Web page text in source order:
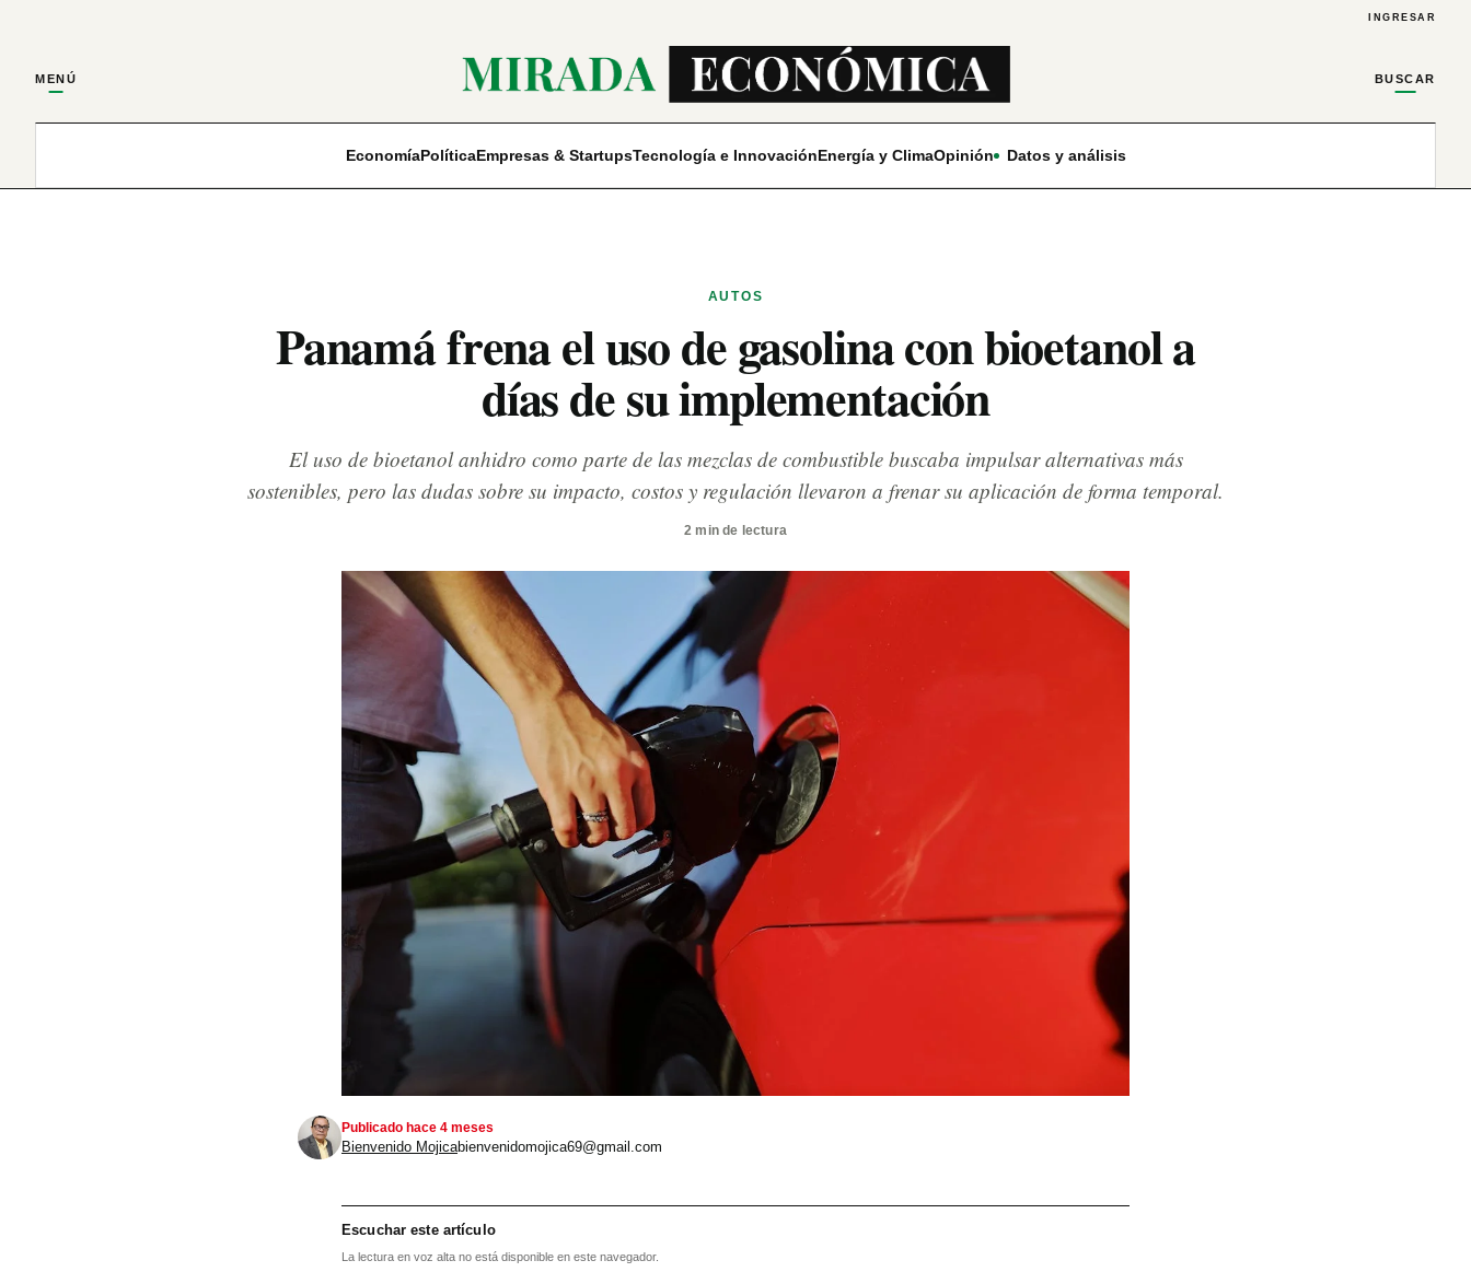
INGRESAR
MENÚ BUSCAR
EconomíaPolíticaEmpresas & StartupsTecnología e InnovaciónEnergía y ClimaOpinión Datos y análisis
AUTOS
Panamá frena el uso de gasolina con bioetanol a
días de su implementación
El uso de bioetanol anhidro como parte de las mezclas de combustible buscaba impulsar alternativas más
sostenibles, pero las dudas sobre su impacto, costos y regulación llevaron a frenar su aplicación de forma temporal.
2 min de lectura
Publicado hace 4 meses
Bienvenido Mojicabienvenidomojica69@gmail.com
Escuchar este artículo
La lectura en voz alta no está disponible en este navegador.